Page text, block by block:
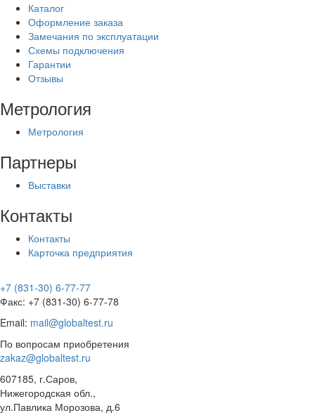
Каталог
Оформление заказа
Замечания по эксплуатации
Схемы подключения
Гарантии
Отзывы
Метрология
Метрология
Партнеры
Выставки
Контакты
Контакты
Карточка предприятия
+7 (831-30) 6-77-77
Факс: +7 (831-30) 6-77-78
Email: mail@globaltest.ru
По вопросам приобретения
zakaz@globaltest.ru
607185, г.Саров,
Нижегородская обл.,
ул.Павлика Морозова, д.6